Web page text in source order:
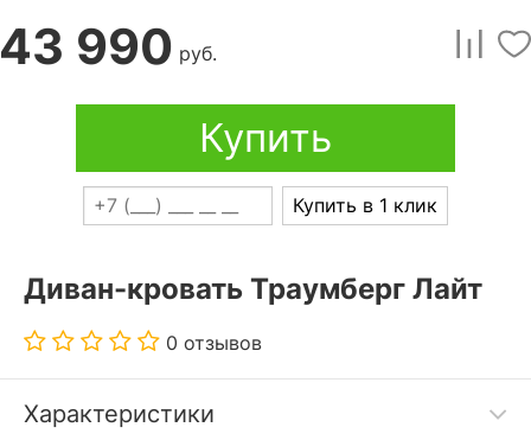
43 990 руб.
Купить
Купить в 1 клик
Диван-кровать Траумберг Лайт
0 отзывов
Характеристики